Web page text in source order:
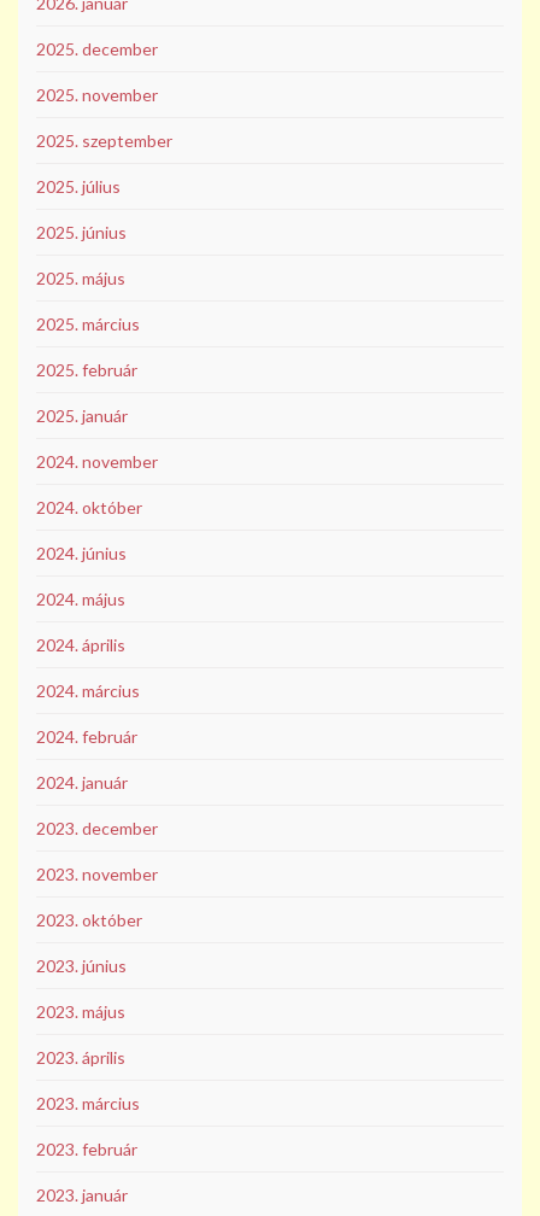
2025. december
2025. november
2025. szeptember
2025. július
2025. június
2025. május
2025. március
2025. február
2025. január
2024. november
2024. október
2024. június
2024. május
2024. április
2024. március
2024. február
2024. január
2023. december
2023. november
2023. október
2023. június
2023. május
2023. április
2023. március
2023. február
2023. január